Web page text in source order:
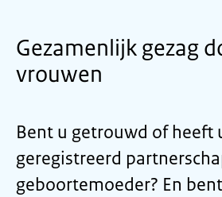
Gezamenlijk gezag
vrouwen
Bent u getrouwd of heeft
geregistreerd
geboortemoeder? En